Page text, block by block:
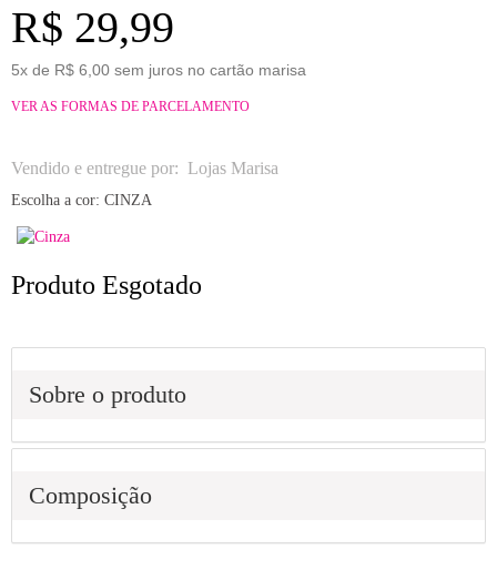
R$ 29,99
5x de R$ 6,00 sem juros no cartão marisa
VER AS FORMAS DE PARCELAMENTO
Vendido e entregue por: Lojas Marisa
Escolha a cor: CINZA
Produto Esgotado
Sobre o produto
Composição